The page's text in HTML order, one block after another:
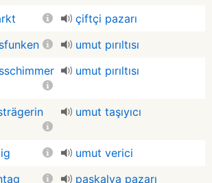
çiftçi pazarı
umut pırıltısı
umut pırıltısı
umut taşıyıcı
umut verici
paskalya pazarı